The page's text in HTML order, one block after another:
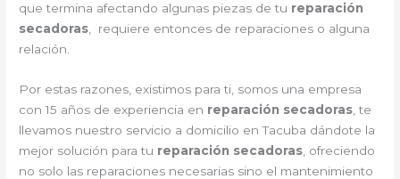
que termina afectando algunas piezas de tu reparación
secadoras , requiere entonces de reparaciones o alguna
relación.
Por estas razones, existimos para ti, somos una empresa
con 15 años de experiencia en reparación secadoras , te
llevamos nuestro servicio a domicilio en Tacuba dándote la
mejor solución para tu reparación secadoras , ofreciendo
no solo las reparaciones necesarias sino el mantenimiento